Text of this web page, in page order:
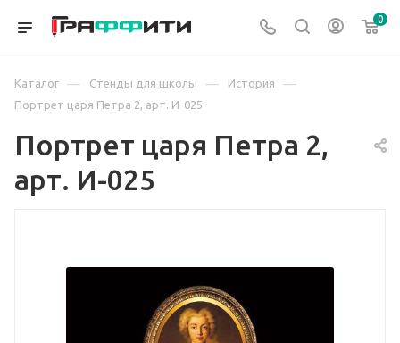
0
Каталог — Стенды для школы — История —
Портрет царя Петра 2, арт. И-025
Портрет царя Петра 2,
арт. И-025